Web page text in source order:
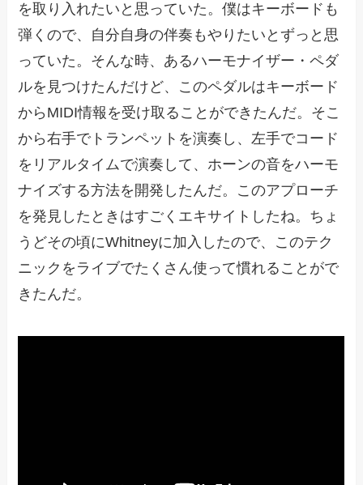
を取り入れたいと思っていた。僕はキーボードも
弾くので、自分自身の伴奏もやりたいとずっと思
っていた。そんな時、あるハーモナイザー・ペダ
ルを見つけたんだけど、このペダルはキーボード
からMIDI情報を受け取ることができたんだ。そこ
から右手でトランペットを演奏し、左手でコード
をリアルタイムで演奏して、ホーンの音をハーモ
ナイズする方法を開発したんだ。このアプローチ
を発見したときはすごくエキサイトしたね。ちょ
うどその頃にWhitneyに加入したので、このテク
ニックをライブでたくさん使って慣れることがで
きたんだ。